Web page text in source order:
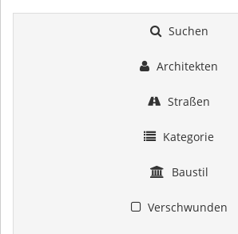
Suchen
Architekten
Straßen
Kategorie
Baustil
Verschwunden